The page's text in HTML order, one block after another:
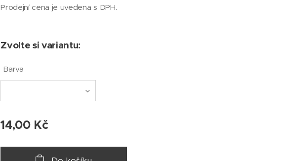
Prodejní cena je uvedena s DPH.
Zvolte si variantu:
Barva
14,00Kč